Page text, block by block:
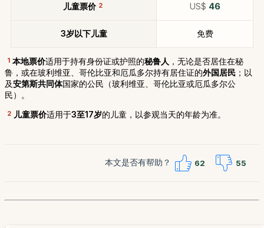
儿童票价 2 US$ 46
3岁以下儿童 免费
1 本地票价适用于持有身份证或护照的秘鲁人 ，无论是否居住在秘
鲁，或在玻利维亚、哥伦比亚和厄瓜多尔持有居住证的外国居民 ；以
及安第斯共同体国家的公民（玻利维亚、哥伦比亚或厄瓜多尔公
民）。
2 儿童票价适用于3至17岁的儿童，以参观当天的年龄为准。
本文是否有帮助？ 62 55